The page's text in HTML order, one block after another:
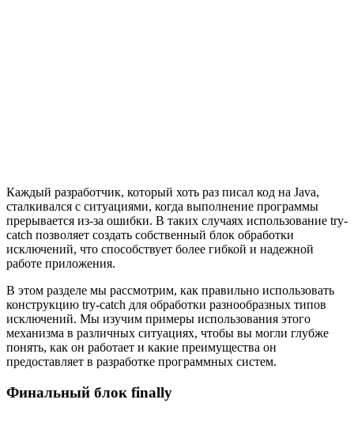
Каждый разработчик, который хоть раз писал код на Java,
сталкивался с ситуациями, когда выполнение программы
прерывается из-за ошибки. В таких случаях использование try-
catch позволяет создать собственный блок обработки
исключений, что способствует более гибкой и надежной
работе приложения.
В этом разделе мы рассмотрим, как правильно использовать
конструкцию try-catch для обработки разнообразных типов
исключений. Мы изучим примеры использования этого
механизма в различных ситуациях, чтобы вы могли глубже
понять, как он работает и какие преимущества он
предоставляет в разработке программных систем.
Финальный блок finally